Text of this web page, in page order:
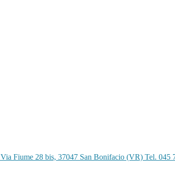
Via Fiume 28 bis, 37047 San Bonifacio (VR) Tel. 045